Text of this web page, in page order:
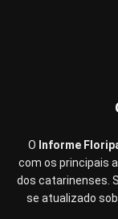
O Informe
com os principais
dos catarinenses.
se atualizado